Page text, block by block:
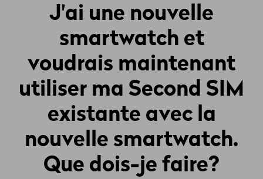
J'ai une nouvelle
smartwatch et
voudrais maintenant
utiliser ma Second SIM
existante avec la
nouvelle smartwatch.
Que dois-je faire?